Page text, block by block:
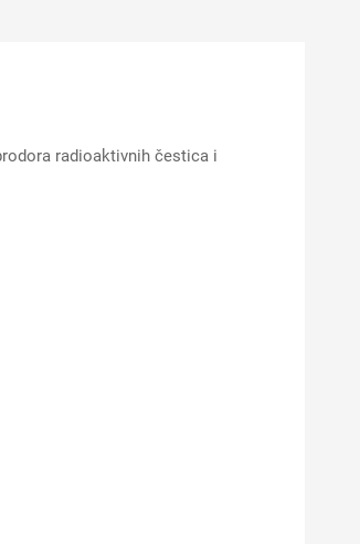
radioaktivnih čestica i